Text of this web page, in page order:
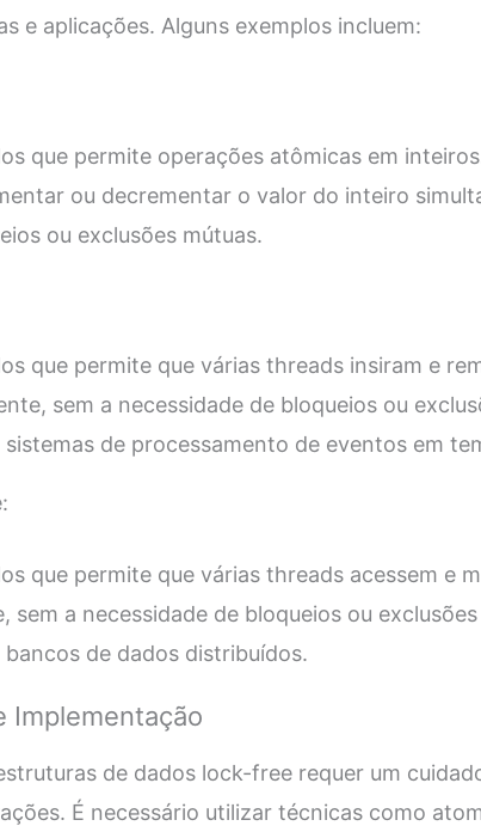
e aplicações. Alguns exemplos incluem:
que permite operações atômicas em
ou decrementar o valor do inteiro
ou exclusões mútuas.
que permite que várias threads insiram e
sem a necessidade de bloqueios ou
de processamento de eventos em
que permite que várias threads acessem e
a necessidade de bloqueios ou
de dados distribuídos.
Implementação
de dados lock-free requer um
É necessário utilizar técnicas como